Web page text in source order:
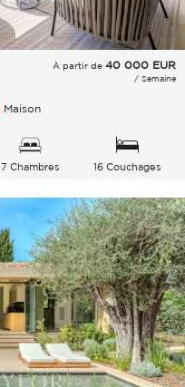
À partir de 40 000 EUR
/ Semaine
Maison
7 Chambres 16 Couchages